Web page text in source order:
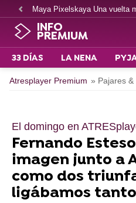
Maya Pixelskaya Una vuelta
INFO
PREMIUM
33 DÍAS LA NENA
Atresplayer Premium » Pajares &
El domingo en
Fernando
imagen junto a
como dos
ligábamos